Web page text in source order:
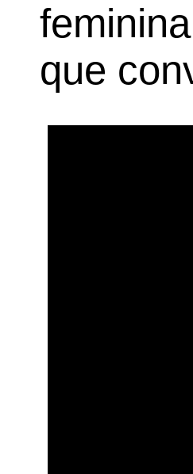
que